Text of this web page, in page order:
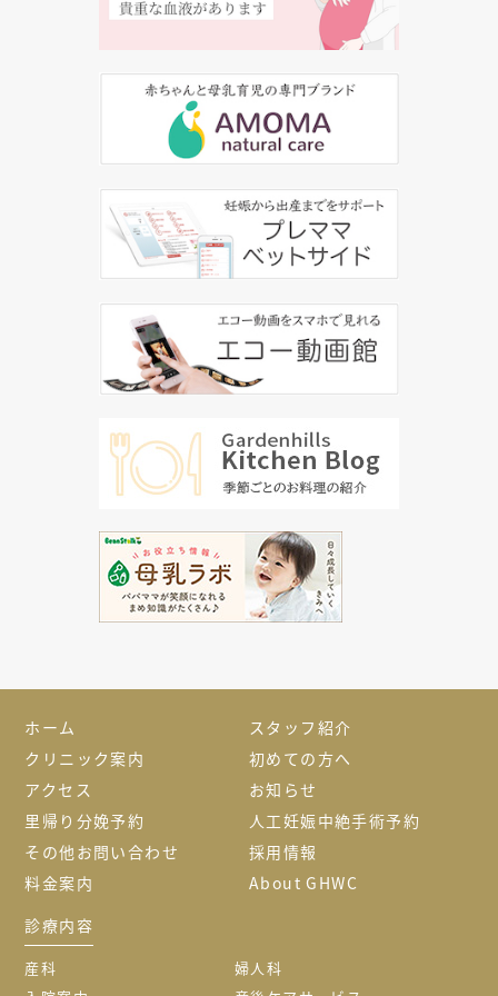
ホーム
スタッフ紹介
クリニック案内
初めての方へ
アクセス
お知らせ
里帰り分娩予約
人工妊娠中絶手術予約
その他お問い合わせ
採用情報
料金案内
About GHWC
診療内容
産科
婦人科